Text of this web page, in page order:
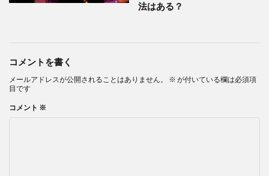
法はある？
コメントを書く
メールアドレスが公開されることはありません。 ※ が付いている欄は必須項
目です
コメント ※